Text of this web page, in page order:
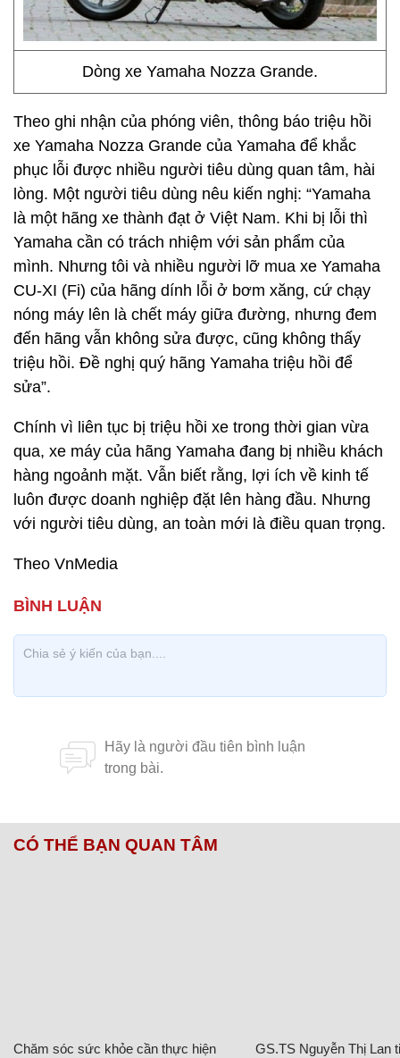
Dòng xe Yamaha Nozza Grande.
Theo ghi nhận của phóng viên, thông báo triệu hồi
xe Yamaha Nozza Grande của Yamaha để khắc
phục lỗi được nhiều người tiêu dùng quan tâm, hài
lòng. Một người tiêu dùng nêu kiến nghị: “Yamaha
là một hãng xe thành đạt ở Việt Nam. Khi bị lỗi thì
Yamaha cần có trách nhiệm với sản phẩm của
mình. Nhưng tôi và nhiều người lỡ mua xe Yamaha
CU-XI (Fi) của hãng dính lỗi ở bơm xăng, cứ chạy
nóng máy lên là chết máy giữa đường, nhưng đem
đến hãng vẫn không sửa được, cũng không thấy
triệu hồi. Đề nghị quý hãng Yamaha triệu hồi để
sửa”.
Chính vì liên tục bị triệu hồi xe trong thời gian vừa
qua, xe máy của hãng Yamaha đang bị nhiều khách
hàng ngoảnh mặt. Vẫn biết rằng, lợi ích về kinh tế
luôn được doanh nghiệp đặt lên hàng đầu. Nhưng
với người tiêu dùng, an toàn mới là điều quan trọng.
Theo VnMedia
CÓ THỂ BẠN QUAN TÂM
Chăm sóc sức khỏe cần thực hiện
GS.TS Nguyễn Thị Lan